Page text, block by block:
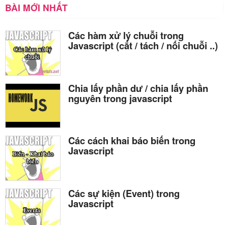
BÀI MỚI NHẤT
Các hàm xử lý chuỗi trong
Javascript (cắt / tách / nối chuỗi ..)
Chia lấy phần dư / chia lấy phần
nguyên trong javascript
Các cách khai báo biến trong
Javascript
Các sự kiện (Event) trong
Javascript